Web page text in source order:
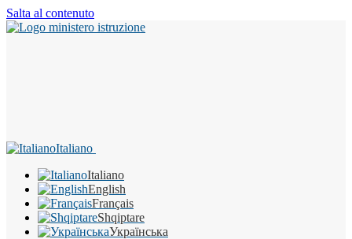
Salta al contenuto
Italiano
Italiano
English
Français
Shqiptare
Українська